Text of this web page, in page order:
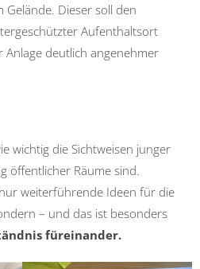
Gelände. Dieser soll den
Aufenthaltsort
deutlich angenehmer
wichtig die Sichtweisen junger
öffentlicher Räume sind.
weiterführende Ideen für die
– und das ist besonders
füreinander.